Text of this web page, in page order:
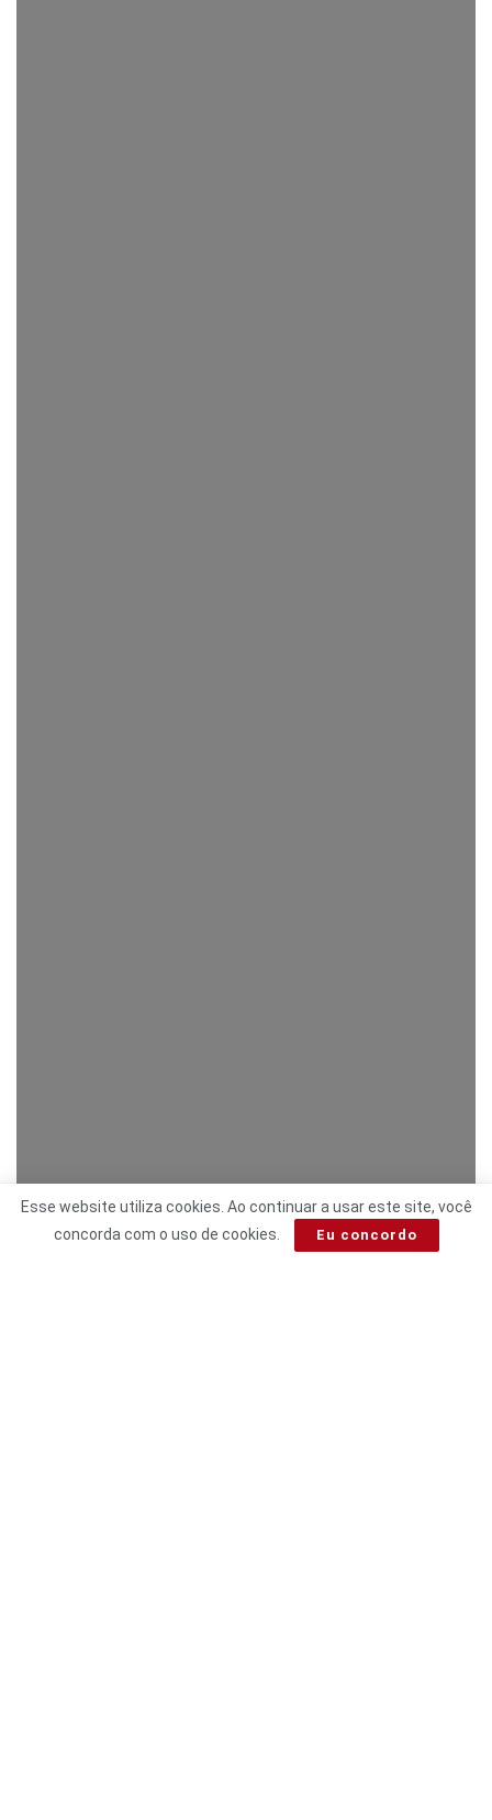
Esse website utiliza cookies. Ao continuar a usar este site, você
concorda com o uso de cookies.
Eu concordo